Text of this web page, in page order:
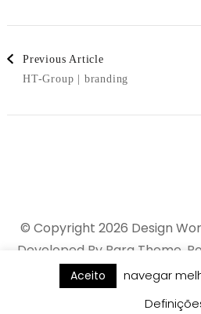
Post
Previous Article
HT-Group | branding
© Copyright 2026 Design
Developed By Rara Theme .
Aceito
navegar